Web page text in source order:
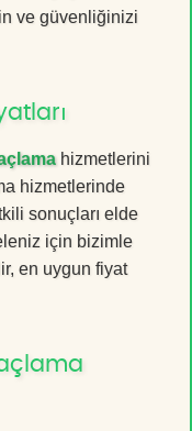
ve güvenliğinizi
hizmetlerini
hizmetlerinde
sonuçları elde
için bizimle
en uygun fiyat